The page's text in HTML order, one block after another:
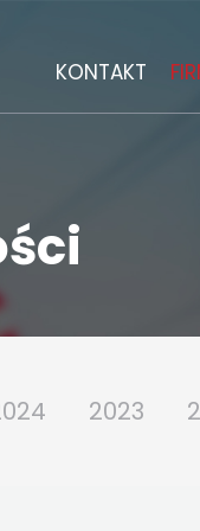
KONTAKT
2023